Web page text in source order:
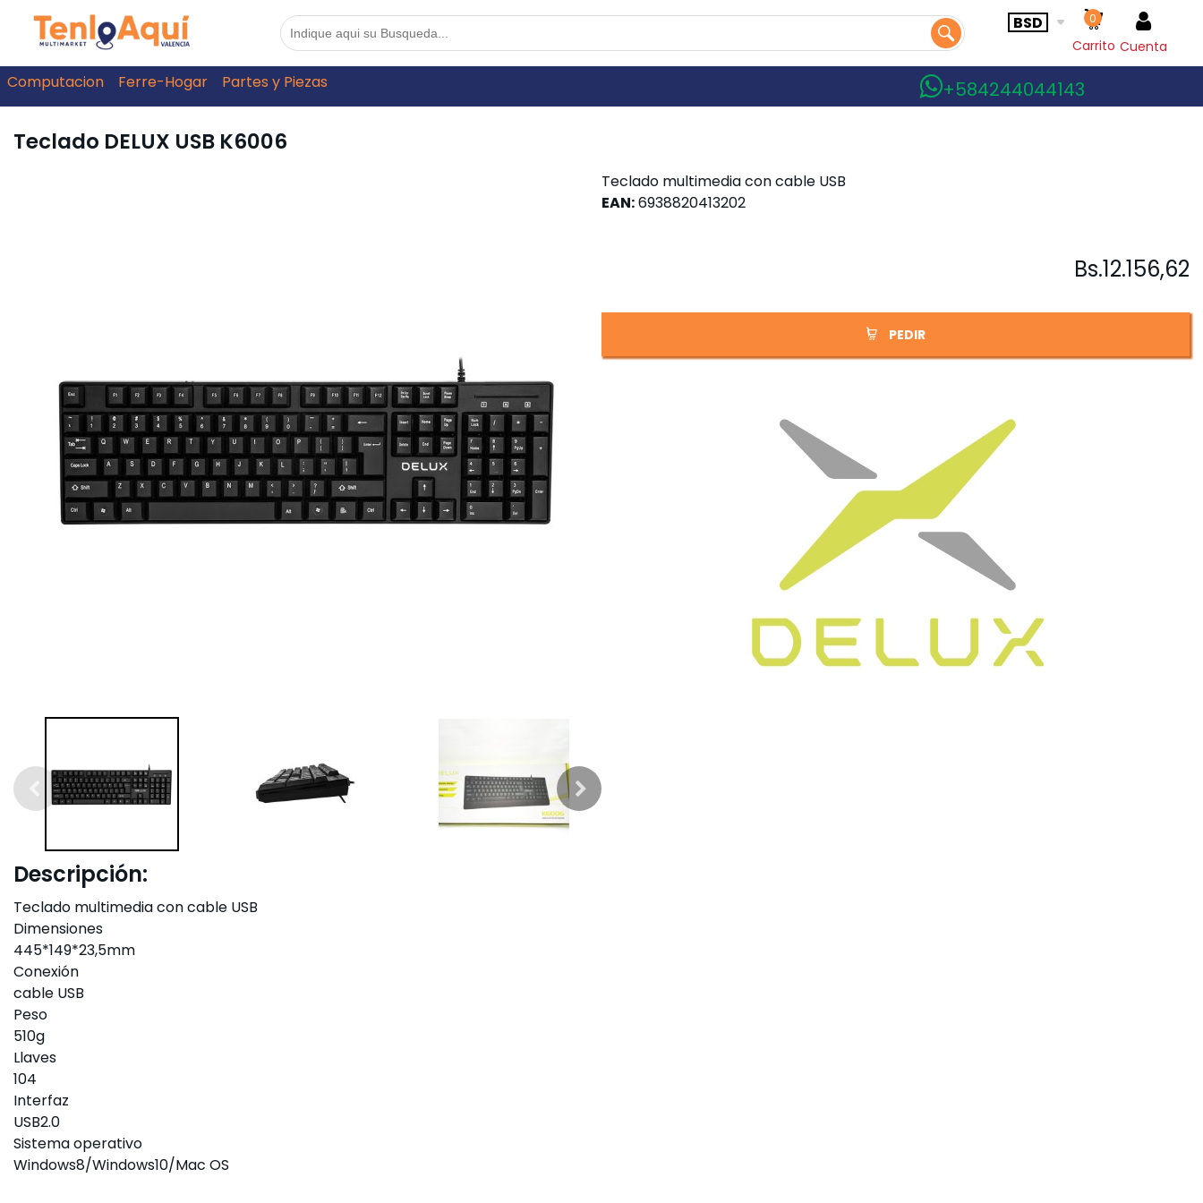
BSD
Carrito
0
Cuenta
Computacion Ferre-Hogar Partes y Piezas +584244044143
Teclado DELUX USB K6006
Teclado multimedia con cable USB
EAN:6938820413202
Bs.12.156,62
PEDIR
Descripción:
Teclado multimedia con cable USB
Dimensiones
445*149*23,5mm
Conexión
cable USB
Peso
510g
Llaves
104
Interfaz
USB2.0
Sistema operativo
Windows8/Windows10/Mac OS